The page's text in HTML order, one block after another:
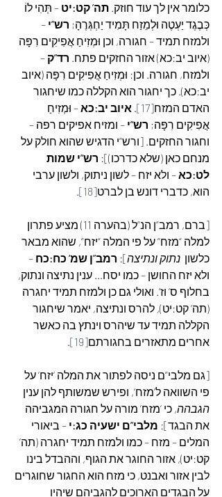
כלומר אין לך עוד חוזק. תה’ קט:יט – תְּהִי לוֹ
כְּבֶגֶד יַעְטֶה וּלְמֵזַח תָּמִיד יַחְגְּרֶהָ; רש”י –
ולמזח תמיד – חגורה, וכן וּמְזִיחַ אֲפִיקִים רִפָּה
(איוב יב:כא) אזור החזקים פתח. רד”ק –
ולמזח, חגורה. וכן: וּמְזִיחַ אֲפִיקִים רִפָּה (איוב
יב:כא). כך יחגור הוא הקללה כמו שיחגור
האדם המזח[17]
. איוב יב:כא – וּמְזִיחַ
אֲפִיקִים רִפָּה; רש”י – ומזיח אפיקים רפה –
וחגור החזקים. [ורש”י הדגיש שהוא חולק על
מנחם כאן (שלא כדרכו)]: רש”י שמות
לט:כא – ולא יזח – לשון ניתוק, ולשון ערבי
הוא, כדברי דונש בן לברט[18]
.
[ברם, רמב”ן הנ”ל (בהערה 11) מציע פתרון
למלה “מזח” על פי המלה “יזח”, שהוא מבאר
כלשון נתוק ונתיצה]: רמב”ן שמ‘ כח:כח –
ולא יזח החושן – כמו יסח… ענין נתיצה ונתוק,
בחלוף ס’ וז’. ואולי גם כן ולמזח תמיד יחגרה
(תה’ קט:יט), להרס ונתיצה, יאמר שיחגור
הקללה תמיד עד שיהרס וינתץ בה כאשר
אחרים מתאזרים בחגורתם[19]
.
[גם מלבי”ם ניסה לפתור את המלה ‘יזח’ על
פי השוואה ל’מזח’, ופירש שמשותף להן ענין
הגבהה, כי ‘מזח’ מורה על חגורה המגביהה
את הבגד]: מלבי”ם ישעיה כג:י – ביאורי
המלים – מזח – כמו ולמזח תמיד יחגרה (תה’
קט:יט), אזור החוגר את הגוף, וההבדל בינו
לבין אזור ואבנט, כי מזח הוא החגור שחוגרים
על הבגדים הארוכים להגביהם שיהיו